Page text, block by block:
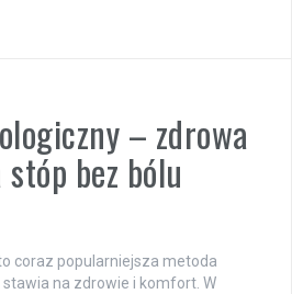
– zdrowa
bez bólu
coraz popularniejsza metoda
na zdrowie i komfort. W